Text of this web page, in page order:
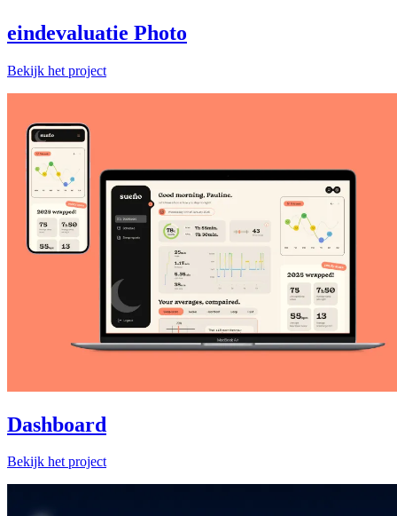
eindevaluatie Photo
Bekijk het project
Dashboard
Bekijk het project